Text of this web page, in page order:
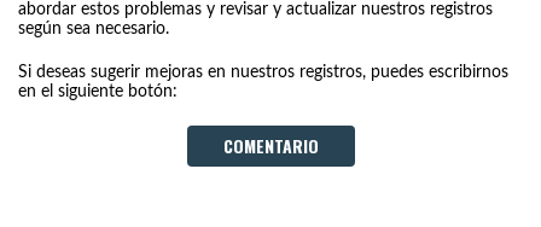
abordar estos problemas y revisar y actualizar nuestros registros
según sea necesario.
Si deseas sugerir mejoras en nuestros registros, puedes escribirnos
en el siguiente botón:
COMENTARIO